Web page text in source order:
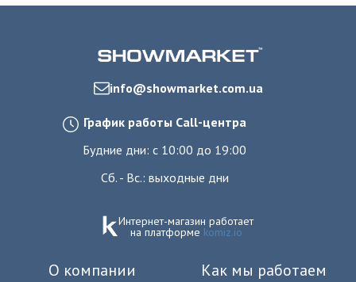
info@showmarket.com.ua
График работы Call-центра
Будние дни: с 10:00 до 19:00
Сб. - Вс.: выходные дни
Интернет-магазин работает
на платформе komiz.io
О компании Как мы работаем